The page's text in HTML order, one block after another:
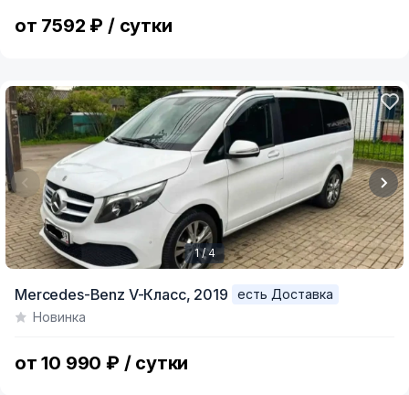
от 7592 ₽ / сутки
of
1 / 4
Mercedes-Benz V-Класс, 2019
есть Доставка
Новинка
от 10 990 ₽ / сутки